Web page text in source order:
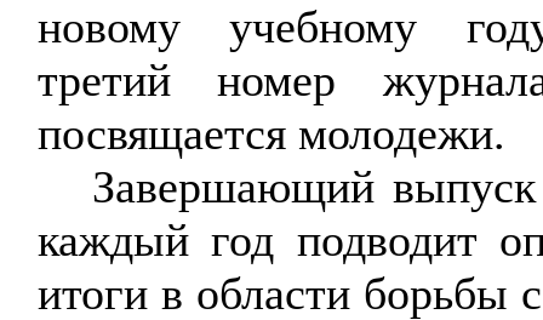
новому учебному
третий номер
посвящается молодежи.
Завершающий выпуск
каждый год подводит
итоги в области борьбы